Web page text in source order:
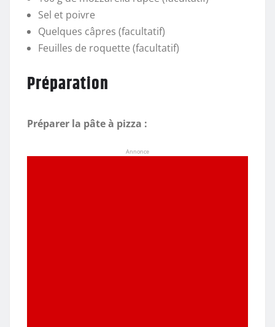
Sel et poivre
Quelques câpres (facultatif)
Feuilles de roquette (facultatif)
Préparation
Préparer la pâte à pizza :
Annonce